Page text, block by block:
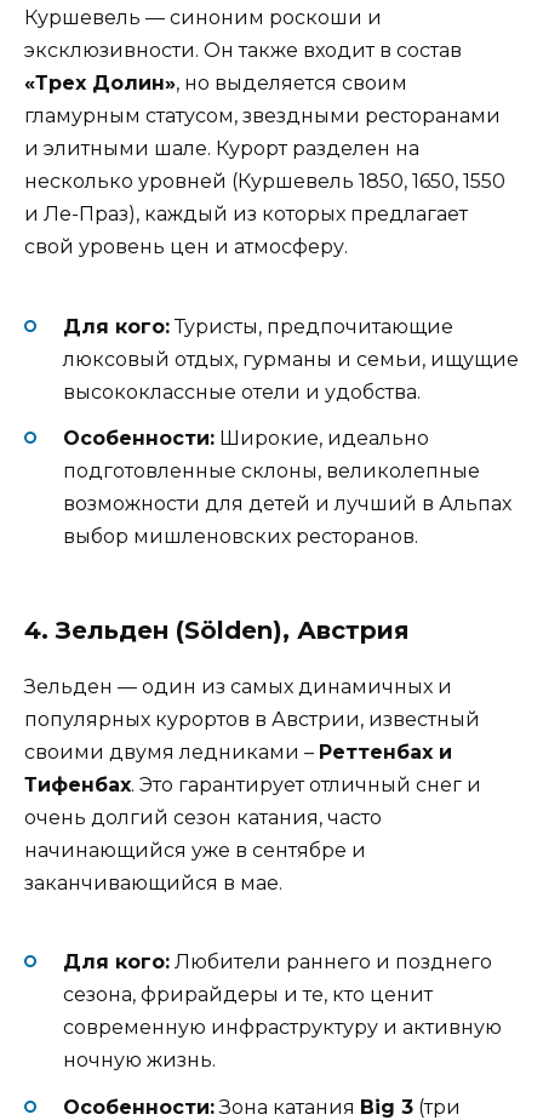
Куршевель — синоним роскоши и
эксклюзивности. Он также входит в состав
«Трех Долин», но выделяется своим
гламурным статусом, звездными ресторанами
и элитными шале. Курорт разделен на
несколько уровней (Куршевель 1850, 1650, 1550
и Ле-Праз), каждый из которых предлагает
свой уровень цен и атмосферу.
Для кого:Туристы, предпочитающие
люксовый отдых, гурманы и семьи, ищущие
высококлассные отели и удобства.
Особенности: Широкие, идеально
подготовленные склоны, великолепные
возможности для детей и лучший в Альпах
выбор мишленовских ресторанов.
4. Зельден (Sölden), Австрия
Зельден — один из самых динамичных и
популярных курортов в Австрии, известный
своими двумя ледниками – Реттенбах и
Тифенбах. Это гарантирует отличный снег и
очень долгий сезон катания, часто
начинающийся уже в сентябре и
заканчивающийся в мае.
Для кого: Любители раннего и позднего
сезона, фрирайдеры и те, кто ценит
современную инфраструктуру и активную
ночную жизнь.
Особенности:Зона катания Big 3 (три